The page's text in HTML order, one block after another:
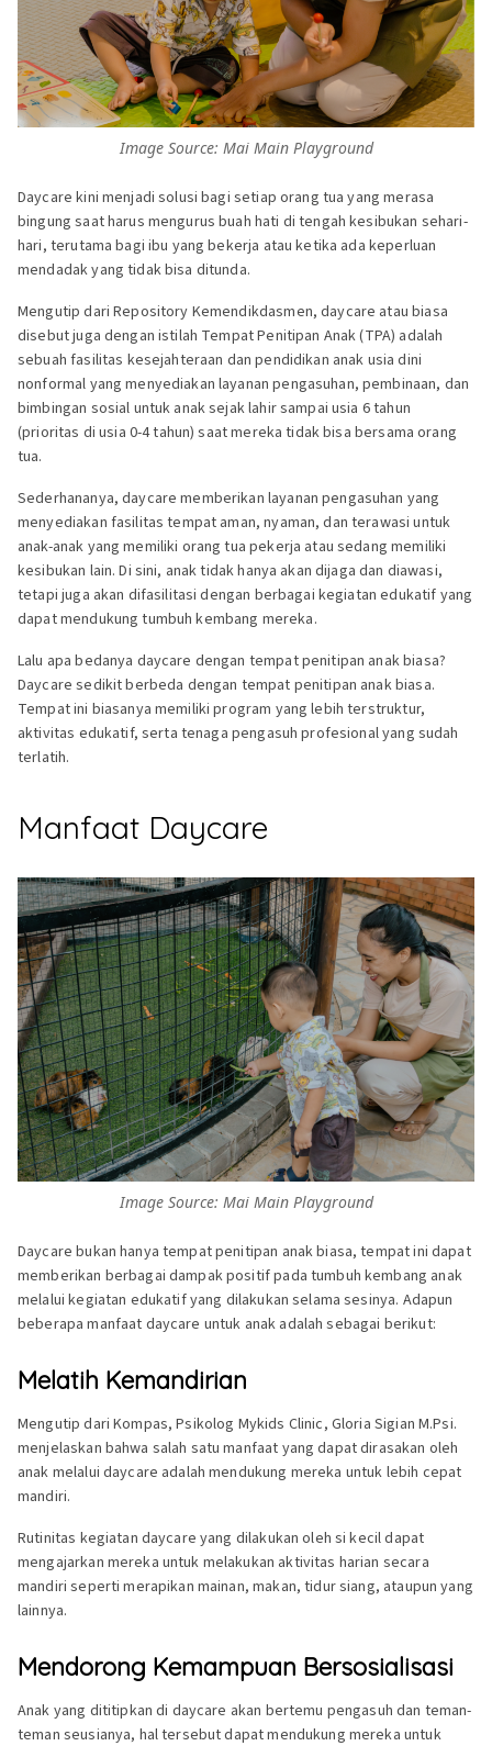
Image Source: Mai Main Playground
Daycare kini menjadi solusi bagi setiap orang tua yang merasa
bingung saat harus mengurus buah hati di tengah kesibukan sehari-
hari, terutama bagi ibu yang bekerja atau ketika ada keperluan
mendadak yang tidak bisa ditunda.
Mengutip dari Repository Kemendikdasmen, daycare atau biasa
disebut juga dengan istilah Tempat Penitipan Anak (TPA) adalah
sebuah fasilitas kesejahteraan dan pendidikan anak usia dini
nonformal yang menyediakan layanan pengasuhan, pembinaan, dan
bimbingan sosial untuk anak sejak lahir sampai usia 6 tahun
(prioritas di usia 0-4 tahun) saat mereka tidak bisa bersama orang
tua.
Sederhananya, daycare memberikan layanan pengasuhan yang
menyediakan fasilitas tempat aman, nyaman, dan terawasi untuk
anak-anak yang memiliki orang tua pekerja atau sedang memiliki
kesibukan lain. Di sini, anak tidak hanya akan dijaga dan diawasi,
tetapi juga akan difasilitasi dengan berbagai kegiatan edukatif yang
dapat mendukung tumbuh kembang mereka.
Lalu apa bedanya daycare dengan tempat penitipan anak biasa?
Daycare sedikit berbeda dengan tempat penitipan anak biasa.
Tempat ini biasanya memiliki program yang lebih terstruktur,
aktivitas edukatif, serta tenaga pengasuh profesional yang sudah
terlatih.
Manfaat Daycare
Image Source: Mai Main Playground
Daycare bukan hanya tempat penitipan anak biasa, tempat ini dapat
memberikan berbagai dampak positif pada tumbuh kembang anak
melalui kegiatan edukatif yang dilakukan selama sesinya. Adapun
beberapa manfaat daycare untuk anak adalah sebagai berikut:
Melatih Kemandirian
Mengutip dari Kompas, Psikolog Mykids Clinic, Gloria Sigian M.Psi.
menjelaskan bahwa salah satu manfaat yang dapat dirasakan oleh
anak melalui daycare adalah mendukung mereka untuk lebih cepat
mandiri.
Rutinitas kegiatan daycare yang dilakukan oleh si kecil dapat
mengajarkan mereka untuk melakukan aktivitas harian secara
mandiri seperti merapikan mainan, makan, tidur siang, ataupun yang
lainnya.
Mendorong Kemampuan Bersosialisasi
Anak yang dititipkan di daycare akan bertemu pengasuh dan teman-
teman seusianya, hal tersebut dapat mendukung mereka untuk